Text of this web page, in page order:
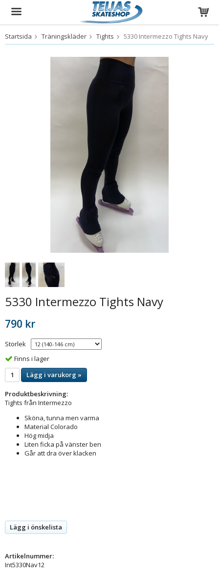
Produkten har blivit tillagd i varukorgen
Startsida Träningskläder Tights 5330 Intermezzo Tights Navy
5330 Intermezzo Tights Navy
790 kr
Storlek
Finns i lager
Lägg i varukorg »
Produktbeskrivning:
Tights från Intermezzo
Sköna, tunna men varma
Material Colorado
Hög midja
Liten ficka på vänster ben
Går att dra över klacken
Lägg i önskelista
Artikelnummer:
Int5330Nav12